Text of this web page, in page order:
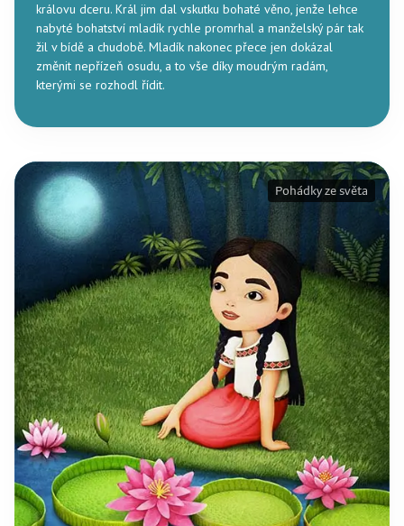
královu dceru. Král jim dal vskutku bohaté věno, jenže lehce
nabyté bohatství mladík rychle promrhal a manželský pár tak
žil v bídě a chudobě. Mladík nakonec přece jen dokázal
změnit nepřízeň osudu, a to vše díky moudrým radám,
kterými se rozhodl řídit.
Pohádky ze světa